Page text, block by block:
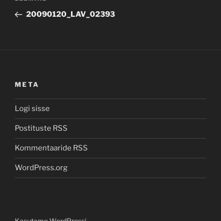
Post20090120_LAV_02393
META
Logi sisse
Postituste RSS
Kommentaaride RSS
WordPress.org